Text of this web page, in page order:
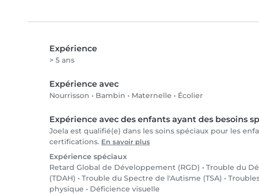
Expérience
> 5 ans
Expérience avec
Nourrisson • Bambin • Maternelle • Écolier
Expérience avec des enfants ayant des besoins
Joela est qualifié(e) dans les soins spéciaux pour les
certifications. En savoir plus
Expérience spéciaux
Retard Global de Développement (RGD) • Trouble du
(TDAH) • Trouble du Spectre de l'Autisme (TSA) •
physique • Déficience visuelle